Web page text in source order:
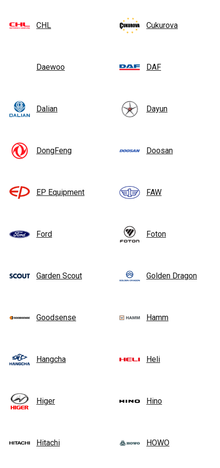
CHL Cukurova
Daewoo DAF
Dalian Dayun
DongFeng Doosan
EP Equipment FAW
Ford Foton
Garden Scout Golden Dragon
Goodsense Hamm
Hangcha Heli
Higer Hino
Hitachi HOWO